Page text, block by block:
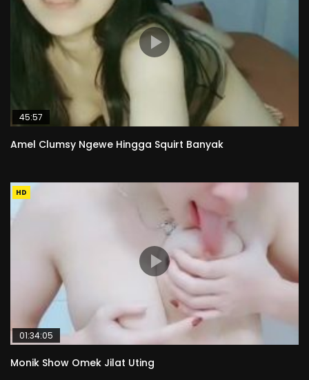
45:57
Amel Clumsy Ngewe Hingga Squirt Banyak
HD
01:34:05
Monik Show Omek Jilat Uting